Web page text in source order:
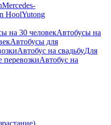
Mercedes-
HoolYutong
на 30 человекАвтобусы на
Автобусы для
Автобус на свадьбуДля
Автобус на